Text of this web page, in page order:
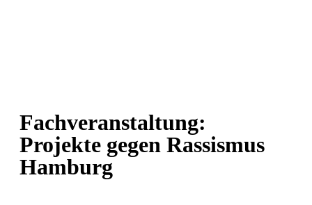
Fachveranstaltung:
Projekte gegen Rassismus
Hamburg